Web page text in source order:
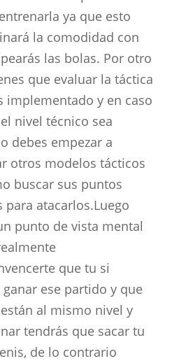
ya que esto
la comodidad con
las bolas. Por otro
que evaluar la táctica
implementado y en caso
nivel técnico sea
debes empezar a
otros modelos tácticos
buscar sus puntos
para atacarlos.Luego
punto de vista mental
que tu si
ganar ese partido y que
al mismo nivel y
tendrás que sacar tu
de lo contrario